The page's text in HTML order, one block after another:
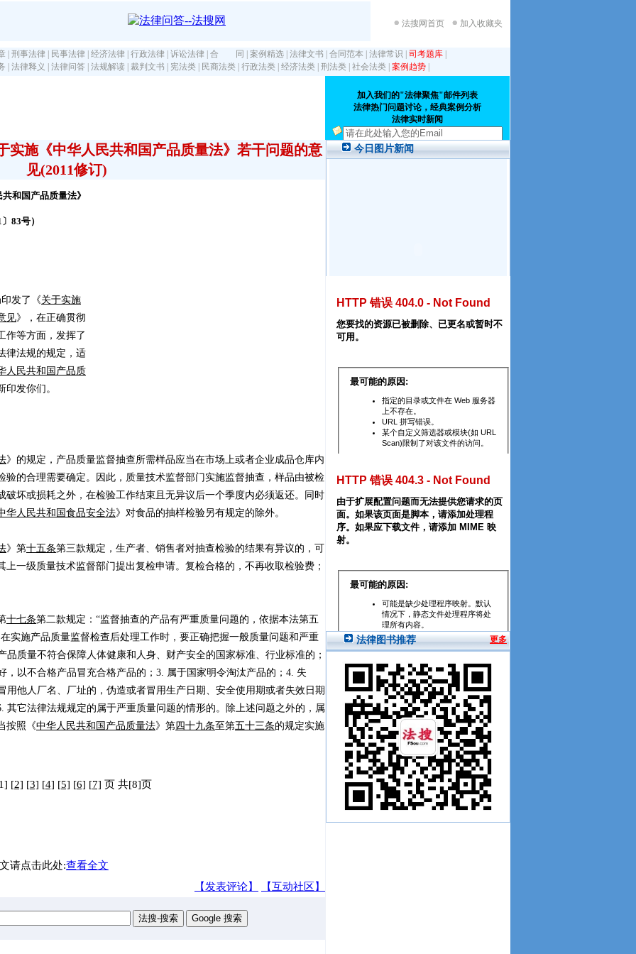
加入收藏夹
法搜网首页
刑事法律 民事法律 经济法律 行政法律 诉讼法律 合 同 案例精选 法律文书 合同范本 法律常识 司考题库
法律释义 法律问答 法规解读 裁判文书 宪法类 民商法类 行政法类 经济法类 刑法类 社会法类 案例趋势
实施《中华人民共和国产品质量法》若干问题的意
见(2011修订)
和国产品质量法》
83号）
发了《关于实施
见》，在正确贯彻
作等方面，发挥了
律法规的规定，适
人民共和国产品质
印发你们。
》的规定，产品质量监督抽查所需样品应当在市场上或者企业成品仓库内
的合理需要确定。因此，质量技术监督部门实施监督抽查，样品由被检
破坏或损耗之外，在检验工作结束且无异议后一个季度内必须返还。同时
华人民共和国食品安全法》对食品的抽样检验另有规定的除外。
》第十五条第三款规定，生产者、销售者对抽查检验的结果有异议的，可
一级质量技术监督部门提出复检申请。复检合格的，不再收取检验费；
十七条第二款规定：“监督抽查的产品有严重质量问题的，依据本法第五
实施产品质量监督检查后处理工作时，要正确把握一般质量问题和严重
质量不符合保障人体健康和人身、财产安全的国家标准、行业标准的；
，以不合格产品冒充合格产品的；3. 属于国家明令淘汰产品的；4. 失
用他人厂名、厂址的，伪造或者冒用生产日期、安全使用期或者失效日期
其它法律法规规定的属于严重质量问题的情形的。除上述问题之外的，属
按照《中华人民共和国产品质量法》第四十九条至第五十三条的规定实施
[2] [3] [4] [5] [6] [7] 页 共[8]页
请点击此处:查看全文
【发表评论】
【互动社区】